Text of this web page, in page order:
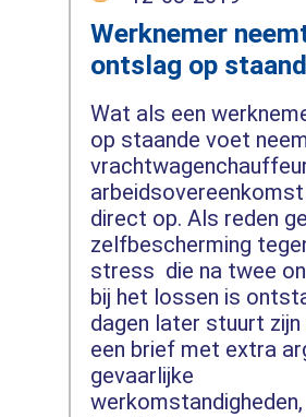
Werknemer
ontslag op
Wat als een
op staande voet
direct op. Als reden
zelfbescherming
stress die na twee
bij het lossen is
dagen later stuurt
een brief met extra
gevaarlijke
werkomstandigheden,